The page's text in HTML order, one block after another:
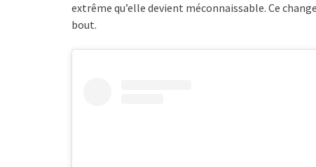
extrême qu’elle devient méconnaissable. Ce
bout.